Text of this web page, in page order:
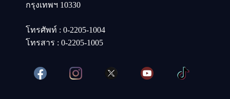
กรุงเทพฯ 10330
โทรศัพท์ : 0-2205-1004
โทรสาร : 0-2205-1005